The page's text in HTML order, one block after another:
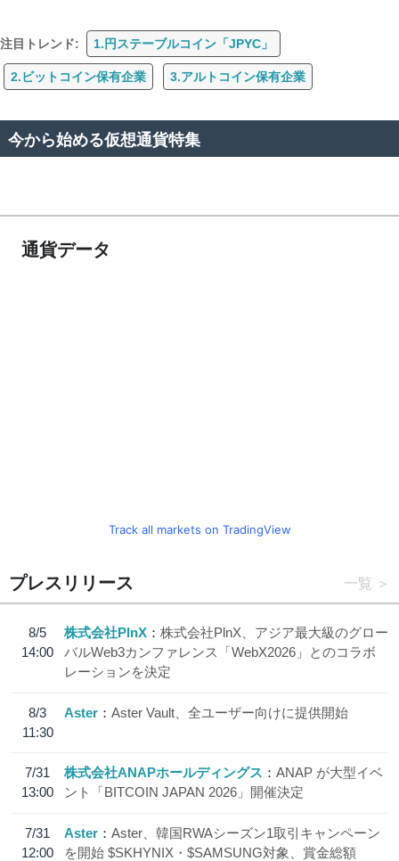
注目トレンド: 1.円ステーブルコイン「JPYC」
2.ビットコイン保有企業 3.アルトコイン保有企業
今から始める仮想通貨特集
通貨データ
Track all markets on TradingView
プレスリリース 一覧
8/5
14:00
株式会社PlnX
株式会社PlnX、アジア最大級のグロー
バルWeb3カンファレンス「WebX2026」とのコラボ
レーションを決定
8/3
11:30
Aster Aster Vault、全ユーザー向けに提供開始
7/31
13:00
株式会社ANAPホールディングス
ANAP が大型イベ
ント「BITCOIN JAPAN 2026」開催決定
7/31
12:00
Aster
Aster、韓国RWAシーズン1取引キャンペーン
を開始 $SKHYNIX・$SAMSUNG対象、賞金総額